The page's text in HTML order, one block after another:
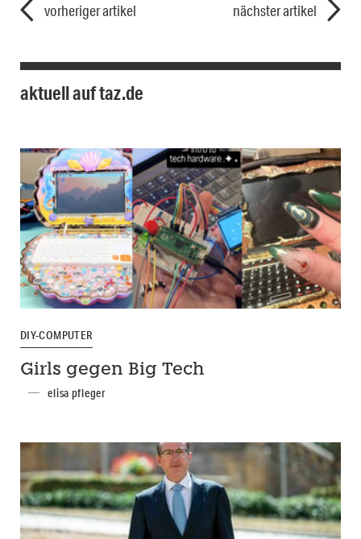
vorheriger artikel nächster artikel
aktuell auf taz.de
DIY-COMPUTER
Girls gegen Big Tech
elisa pfleger